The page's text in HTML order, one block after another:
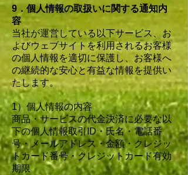
9．個人情報の取扱いに関する通知内
容
当社が運営している以下サービス、お
よびウェブサイトを利用されるお客様
の個人情報を適切に保護し、お客様へ
の継続的な安心と有益な情報を提供い
たします。
1）個人情報の内容
商品・サービスの代金決済に必要な以
下の個人情報取引ID・氏名・電話番
号・メールアドレス・金額・クレジッ
トカード番号・クレジットカード有効
期限